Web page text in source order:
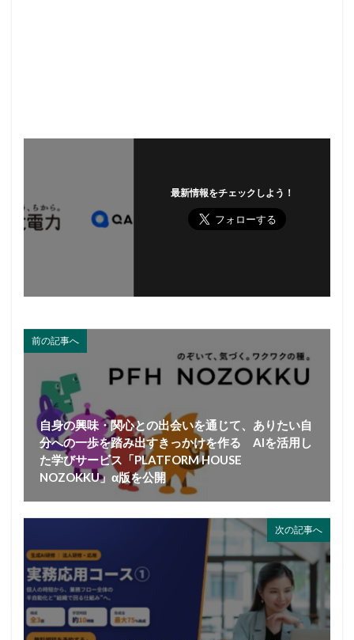
最新情報をチェックしよう！
前の記事へ
自身の興味・関心との出会いを通じて、ありたい自
分への一歩を踏み出すきっかけを作る AIを活用し
た学びサービス「PLATFORM HOUSE
NOZOKKU」α版を公開
次の記事へ